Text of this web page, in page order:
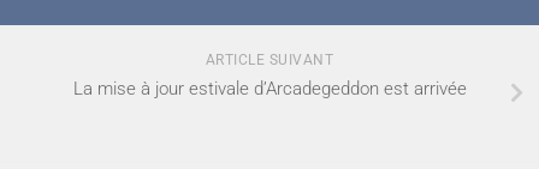
ARTICLE SUIVANT
La mise à jour estivale d’Arcadegeddon est arrivée